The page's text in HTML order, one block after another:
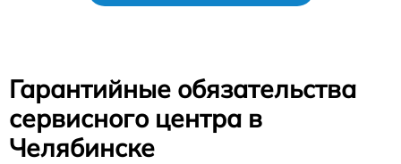
Гарантийные обязательства
сервисного центра в
Челябинске